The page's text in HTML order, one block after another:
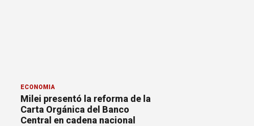
ECONOMÍA
Milei presentó la reforma de la
Carta Orgánica del Banco
Central en cadena nacional